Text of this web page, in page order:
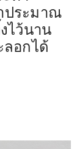
ประมาณ
ไว้นาน
ลอกได้